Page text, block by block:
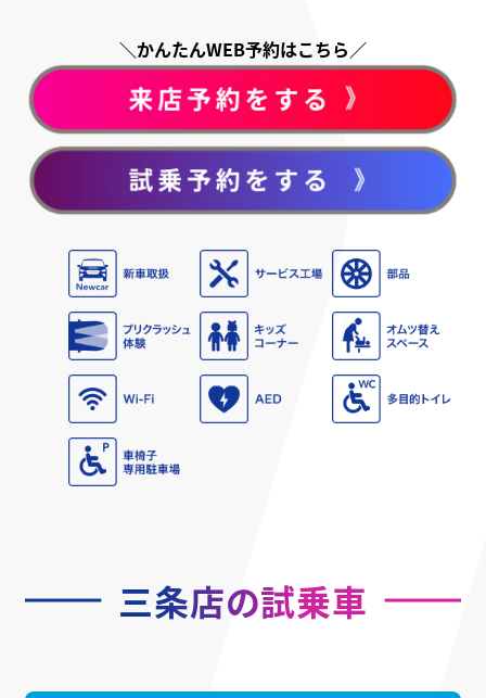
＼かんたんWEB予約はこちら／
三条店の試乗車